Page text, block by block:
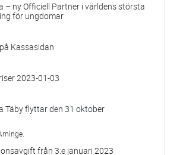
– ny Officiell Partner i världens största
för ungdomar
Kassasidan
2023-01-03
Täby flyttar den 31 oktober
från 3:e januari 2023